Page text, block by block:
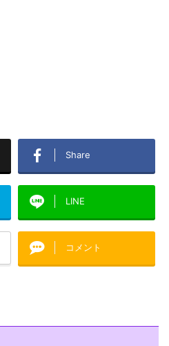
Share
LINE
コメント